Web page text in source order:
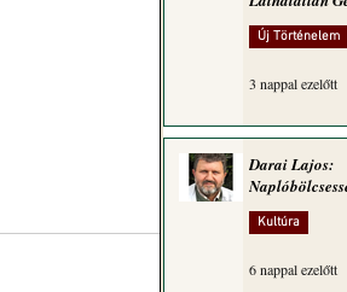
Új Történelem
3 nappal ezelőtt
Darai Lajos:
Kultúra
6 nappal ezelőtt